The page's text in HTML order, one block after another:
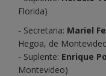
Florida)
- Secretaria: Mariel
Hegoa, de
- Suplente: Enrique
Montevideo)